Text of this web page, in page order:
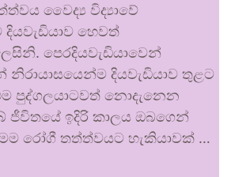
වෛද්‍ය විද්‍යාවේ
හෙවත්
පෙරදියවැඩියාවෙන්
දියවැඩියාව තුළට
පුද්ගලයාටවත් නොදැනෙන
ජීවිතයේ ඉදිරි කාලය ඔබගෙන්
රෝගී තත්ත්වයට හැකියාවක් …